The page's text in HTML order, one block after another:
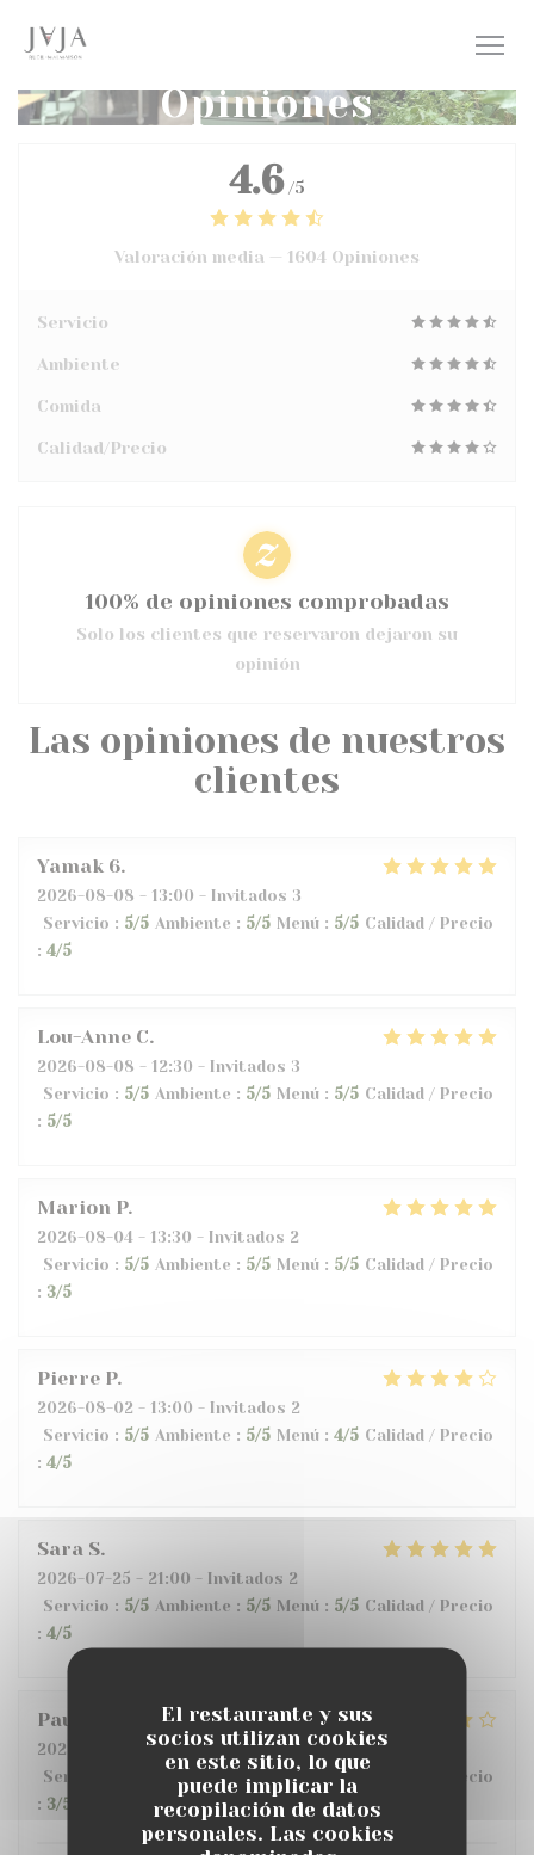
El restaurante y sus
socios utilizan cookies
en este sitio, lo que
puede implicar la
recopilación de datos
personales. Las cookies
Opiniones
Las opiniones de nuestros
clientes
Yamak 6
2026-08-08 - 13:00 - Invitados 3
Servicio : 5/5 Ambiente : 5/5 Menú : 5/5 Calidad / Precio
: 4/5
Lou-Anne C
2026-08-08 - 12:30 - Invitados 3
Servicio : 5/5 Ambiente : 5/5 Menú : 5/5 Calidad / Precio
: 5/5
Marion P
2026-08-04 - 13:30 - Invitados 2
Servicio : 5/5 Ambiente : 5/5 Menú : 5/5 Calidad / Precio
: 3/5
Pierre P
2026-08-02 - 13:00 - Invitados 2
Servicio : 5/5 Ambiente : 5/5 Menú : 4/5 Calidad / Precio
: 4/5
Sara S
2026-07-25 - 21:00 - Invitados 2
Servicio : 5/5 Ambiente : 5/5 Menú : 5/5 Calidad / Precio
: 4/5
Pauline
2026-07-21
- 19:30 - Invitados 4
Servicio
Ambiente 5 Menú 5/5
Calidad / Precio
: 3/5
4.6 /5
Valoración media — 1604 Opiniones
Servicio
Ambiente
Comida
Calidad/Precio
100% de opiniones comprobadas
Solo los clientes que reservaron dejaron su
opinión